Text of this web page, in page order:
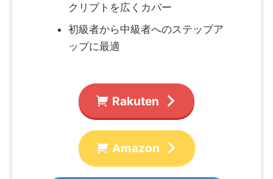
クリプトを広くカバー
初級者から中級者へのステップア
ップに最適
Rakuten
Amazon